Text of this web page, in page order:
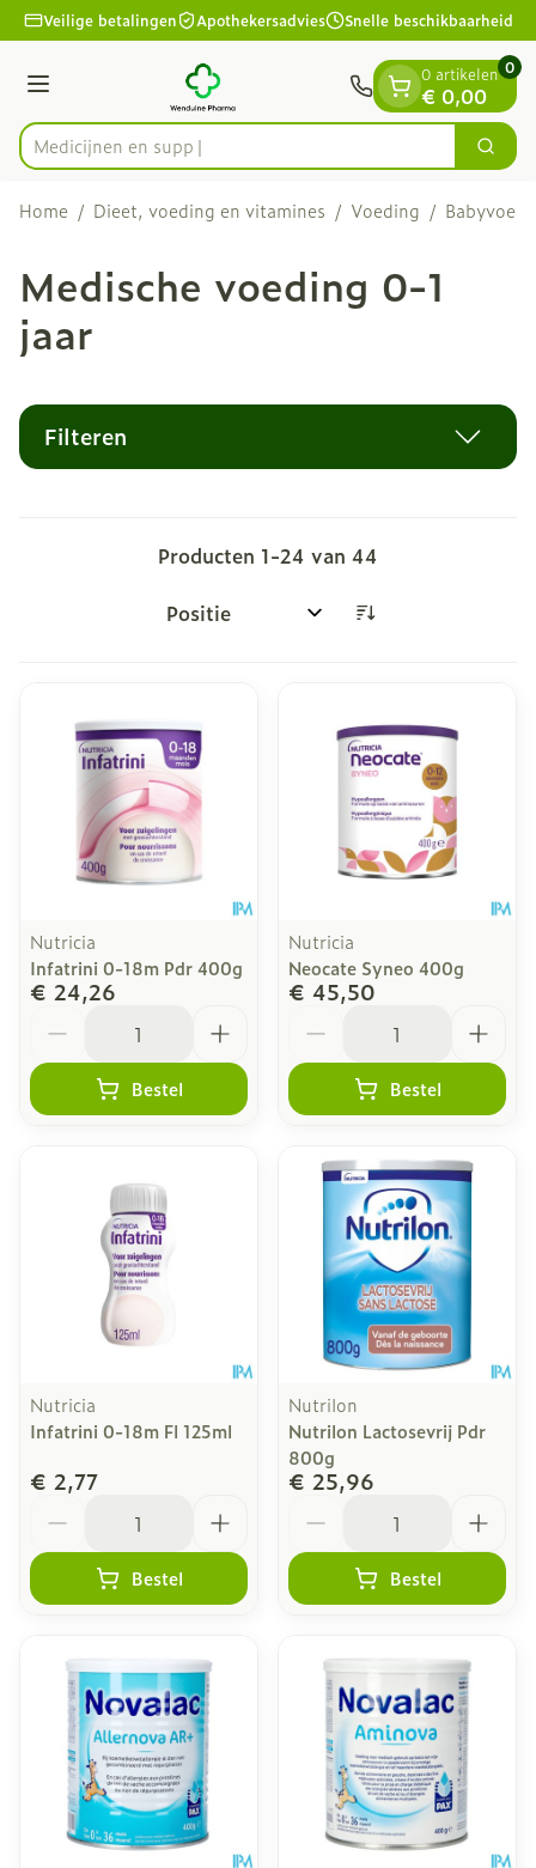
Ga naar de inhoud
1 van 1
Veilige betalingen Apothekersadvies Snelle beschikbaarheid
Menu
Product, merk, categorie... Zoek
0 artikelen
€ 0,00
0
Home / Dieet, voeding en vitamines / Voeding /
Medische voeding 0-1
jaar
Filteren
Producten 1-24 van 44
Sorteer op:
Nutricia
Infatrini 0-18m Pdr 400g
€ 24,26
Bestel
Nutricia
Neocate Syneo 400g
€ 45,50
Bestel
Nutricia
Infatrini 0-18m Fl 125ml
€ 2,77
Bestel
Nutrilon
Nutrilon Lactosevrij Pdr
800g
€ 25,96
Bestel